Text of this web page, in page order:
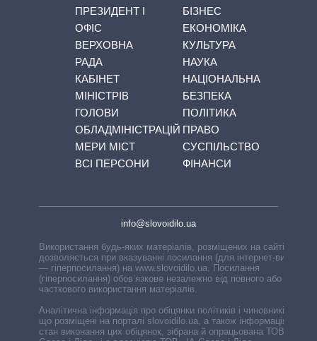
ПРЕЗИДЕНТ І
ОФІС
ВЕРХОВНА
РАДА
КАБІНЕТ
МІНІСТРІВ
ГОЛОВИ
ОБЛАДМІНІСТРАЦІЙ
МЕРИ МІСТ
ВСІ ПЕРСОНИ
БІЗНЕС
ЕКОНОМІКА
КУЛЬТУРА
НАУКА
НАЦІОНАЛЬНА
БЕЗПЕКА
ПОЛІТИКА
ПРАВО
СУСПІЛЬСТВО
ФІНАНСИ
info@slovoidilo.ua
Використання будь-яких матеріалів, розміщених на сайті,
дозволяється при вказуванні посилання (для інтернет-видань
— гіперпосилання) на www.slovoidilo.ua. Посилання
(гіперпосилання) обов’язкове незалежно від повного або
часткового використання матеріалів.
Аналітична інформація про обіцянки політиків і чиновників,
що розміщені на порталі slovoidilo.ua, а також інформація про
стан виконання цих обіцянок, зібрана й опрацьована ТОВ «ІА